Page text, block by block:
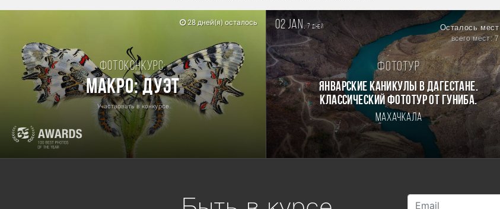
Фотоконкурс:
Макро: Дуэт
Участвовать в конкурсе
28 дней(я) осталось 02 jan.7дней Осталось мест
всего мест: 7
Фототур
Январские каникулы в Дагестане.
Классический фототур от Гуниба.
Махачкала